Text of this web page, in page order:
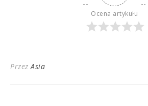
Ocena artykułu
PrzezAsia